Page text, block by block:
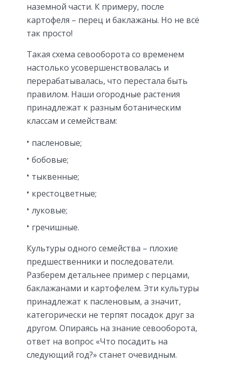
наземной части. К примеру, после
картофеля – перец и баклажаны. Но не всё
так просто!
Такая схема севооборота со временем
настолько усовершенствовалась и
перерабатывалась, что перестала быть
правилом. Наши огородные растения
принадлежат к разным ботаническим
классам и семействам:
пасленовые;
бобовые;
тыквенные;
крестоцветные;
луковые;
гречишные.
Культуры одного семейства – плохие
предшественники и последователи.
Разберем детальнее пример с перцами,
баклажанами и картофелем. Эти культуры
принадлежат к пасленовым, а значит,
категорически не терпят посадок друг за
другом. Опираясь на знание севооборота,
ответ на вопрос «Что посадить на
следующий год?» станет очевидным.